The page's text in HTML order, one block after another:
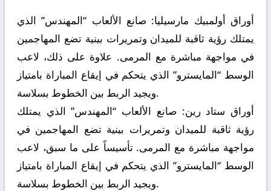
أوراق أولمبيك مارسيليا: صانع الألعاب “المهندس” الذي
يمتلك رؤية ثاقبة للميدان وتمريرات بينية تضع المهاجمين
في مواجهة مباشرة مع المرمى. علاوة على ذلك، لاعب
الوسط “المايسترو” الذي يتحكم في إيقاع المباراة بامتياز
ويجيد الربط بين الخطوط بسلاسة.
أوراق ستاد رين: صانع الألعاب “المهندس” الذي يمتلك
رؤية ثاقبة للميدان وتمريرات بينية تضع المهاجمين في
مواجهة مباشرة مع المرمى. تأسيساً على ما سبق، لاعب
الوسط “المايسترو” الذي يتحكم في إيقاع المباراة بامتياز
ويجيد الربط بين الخطوط بسلاسة.